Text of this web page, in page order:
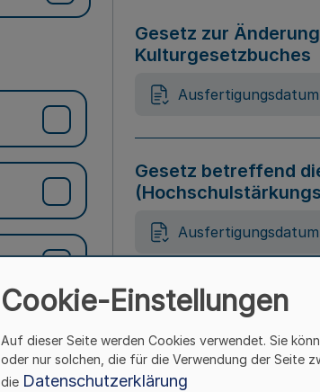
Gesetz zur
Kulturgesetzbuches
Ausfertigungsdatum
Gesetz betreffend
Ausfertigungsdatum
Gesetz zur
Ausfertigungsdatum
Cookie-Einstellungen
Auf dieser Seite werden Cookies verwendet. Sie
oder nur solchen, die für die Verwendung der Seite
die Datenschutzerklärung